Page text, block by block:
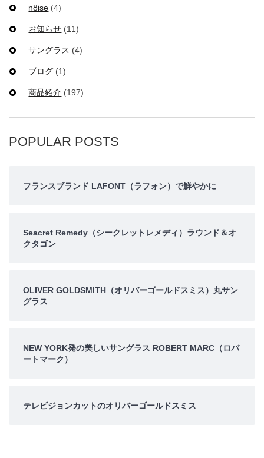
n8ise (4)
お知らせ (11)
サングラス (4)
ブログ (1)
商品紹介 (197)
POPULAR POSTS
フランスブランド LAFONT（ラフォン）で鮮やかに
Seacret Remedy（シークレットレメディ）ラウンド＆オ
クタゴン
OLIVER GOLDSMITH（オリバーゴールドスミス）丸サン
グラス
NEW YORK発の美しいサングラス ROBERT MARC（ロバ
ートマーク）
テレビジョンカットのオリバーゴールドスミス